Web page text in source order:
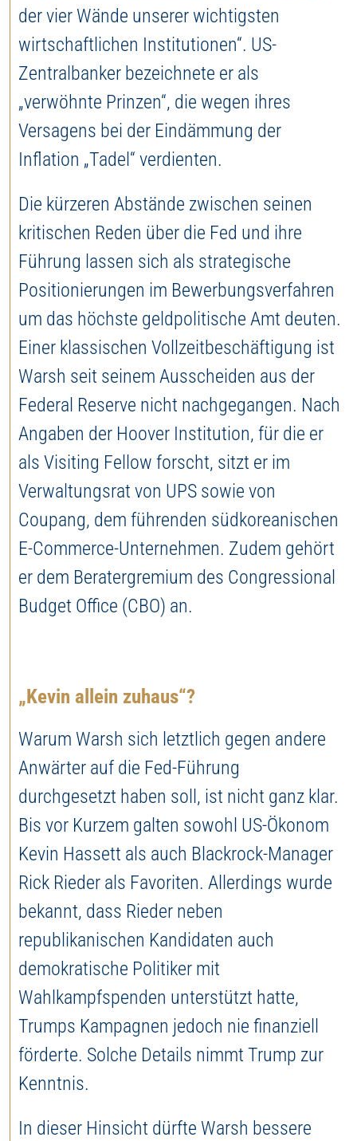
der vier Wände unserer wichtigsten
wirtschaftlichen Institutionen“. US-
Zentralbanker bezeichnete er als
„verwöhnte Prinzen“, die wegen ihres
Versagens bei der Eindämmung der
Inflation „Tadel“ verdienten.
Die kürzeren Abstände zwischen seinen
kritischen Reden über die Fed und ihre
Führung lassen sich als strategische
Positionierungen im Bewerbungsverfahren
um das höchste geldpolitische Amt deuten.
Einer klassischen Vollzeitbeschäftigung ist
Warsh seit seinem Ausscheiden aus der
Federal Reserve nicht nachgegangen. Nach
Angaben der Hoover Institution, für die er
als Visiting Fellow forscht, sitzt er im
Verwaltungsrat von UPS sowie von
Coupang, dem führenden südkoreanischen
E-Commerce-Unternehmen. Zudem gehört
er dem Beratergremium des Congressional
Budget Office (CBO) an.
„Kevin allein zuhaus“?
Warum Warsh sich letztlich gegen andere
Anwärter auf die Fed-Führung
durchgesetzt haben soll, ist nicht ganz klar.
Bis vor Kurzem galten sowohl US-Ökonom
Kevin Hassett als auch Blackrock-Manager
Rick Rieder als Favoriten. Allerdings wurde
bekannt, dass Rieder neben
republikanischen Kandidaten auch
demokratische Politiker mit
Wahlkampfspenden unterstützt hatte,
Trumps Kampagnen jedoch nie finanziell
förderte. Solche Details nimmt Trump zur
Kenntnis.
In dieser Hinsicht dürfte Warsh bessere